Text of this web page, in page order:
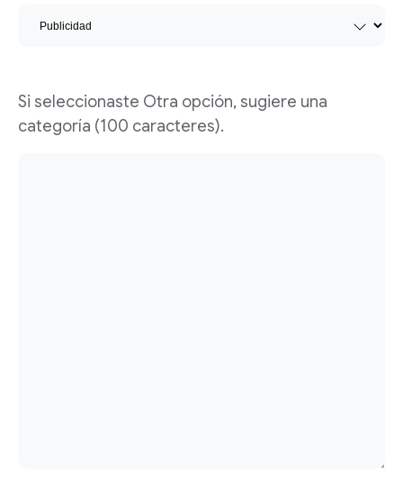
Si seleccionaste Otra opción, sugiere una
categoría (100 caracteres).